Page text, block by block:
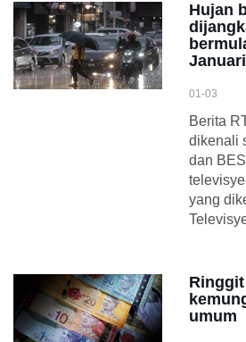
Hujan
Januari
01-03
Berita
dikenali
dan
yang
umum